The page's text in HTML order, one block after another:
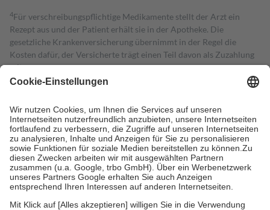
4Für verschreibungspflichtige Medikamente stellt der Arzt ein
Rezept aus und der Patient erhält sie in der Apotheke. Die
gesetzliche Krankenversicherung übernimmt in der Regel die
Kosten dafür, der Versicherte trägt einen Teil davon als Zuzahlung
mit.
Grundsätzlich leisten Mitglieder Zuzahlungen in Höhe von zehn
höchstens zehn Euro.
Es sind jedoch nie mehr als die tatsächlichen
Kosten der Leistung zu entrichten.
Diese Regeln gelten grundsätzlich auch für Online-Apotheken.
Bei Heilmitteln und häuslicher Krankenpflege beträgt die
Zuzahlung zehn Prozent der Kosten sowie zehn Euro je
Verordnung.
Um das Engagement der Versicherten für ihre eigene Gesundheit zu
stärken und die besondere Stellung der Familie zu unterstützen,
fallenkeine Zuzahlungenan bei: